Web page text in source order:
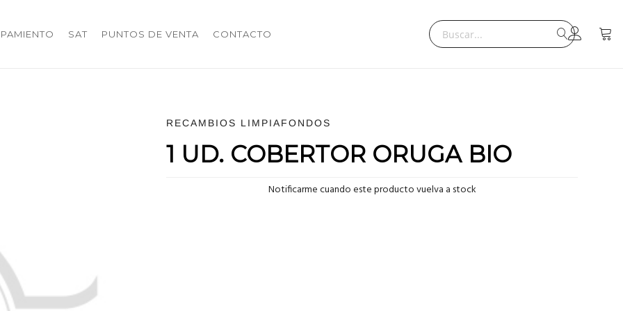
SAT PUNTOS DE VENTA CONTACTO Search
Search Mi
RECAMBIOS LIMPIAFONDOS
1 UD. COBERTOR ORUGA BIO
Notificarme cuando este producto vuelva a stock